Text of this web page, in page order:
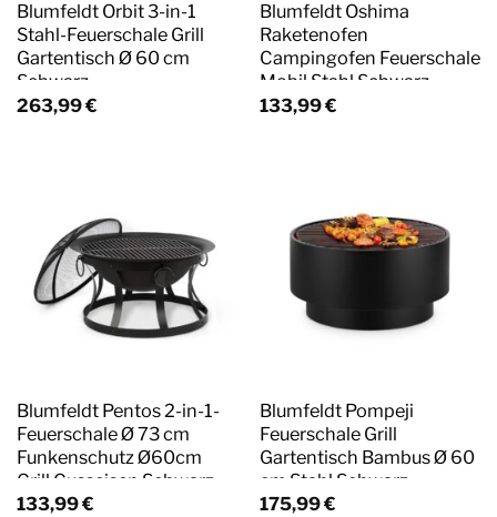
Blumfeldt Orbit 3-in-1
Stahl-Feuerschale Grill
Gartentisch Ø 60 cm
Schwarz
263,99€
Blumfeldt Oshima
Raketenofen
Campingofen Feuerschale
Mobil Stahl Schwarz
133,99€
Blumfeldt Pentos 2-in-1-
Feuerschale Ø 73 cm
Funkenschutz Ø60cm
Grill Gusseisen Schwarz
133,99€
Blumfeldt Pompeji
Feuerschale Grill
Gartentisch Bambus Ø 60
cm Stahl Schwarz
175,99€